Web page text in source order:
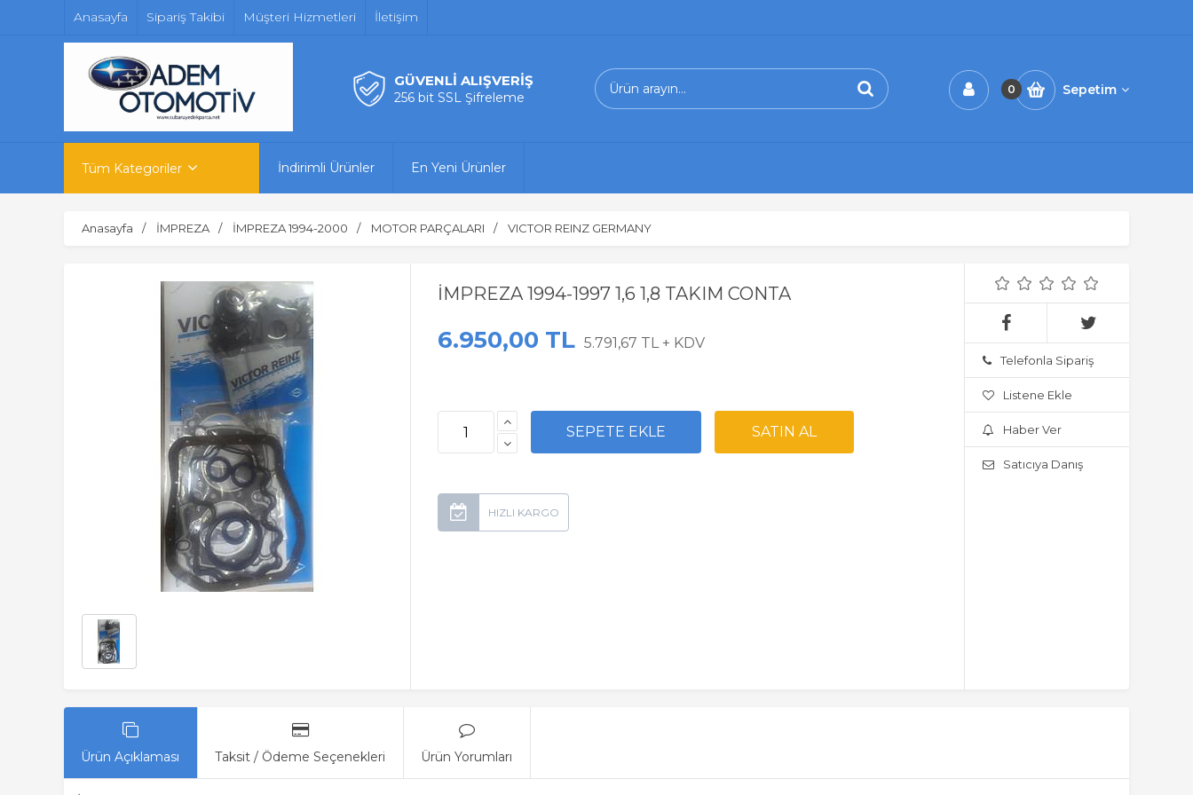
Anasayfa Sipariş Takibi Müşteri Hizmetleri İletişim
GÜVENLİ ALIŞVERİŞ
256 bit SSL Şifreleme
0 Sepetim
Tüm Kategoriler İndirimli Ürünler En Yeni Ürünler
Anasayfa İMPREZA İMPREZA 1994-2000 MOTOR PARÇALARI VICTOR REINZ GERMANY
İMPREZA 1994-1997 1,6 1,8 TAKIM CONTA
6.950,00 TL 5.791,67 TL + KDV
Telefonla Sipariş
Listene Ekle
Haber Ver
Satıcıya Danış
Ürün Açıklaması Taksit / Ödeme Seçenekleri Ürün Yorumları